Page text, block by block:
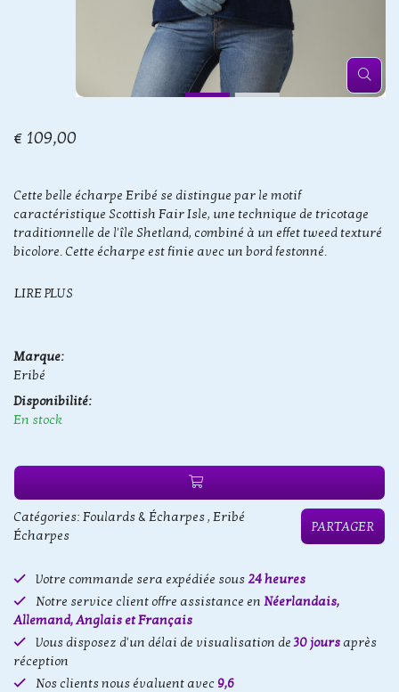
€ 109,00
Cette belle écharpe Eribé se distingue par le motif
caractéristique Scottish Fair Isle, une technique de tricotage
traditionnelle de l'île Shetland, combiné à un effet tweed texturé
bicolore. Cette écharpe est finie avec un bord festonné.
LIRE PLUS
Marque:
Eribé
Disponibilité:
En stock
Catégories: Foulards & Écharpes, Eribé
Écharpes
PARTAGER
Votre commande sera expédiée sous24 heures
Notre service client offre assistance en Néerlandais,
Allemand, Anglais et Français
Vous disposez d'un délai de visualisation de30 jours après
réception
Nos clients nous évaluent avec 9,6